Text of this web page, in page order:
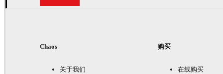
Chaos
关于我们
购买
在线购买